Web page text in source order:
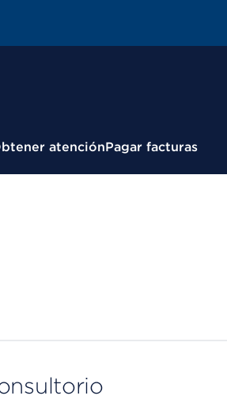
atenciónPagar facturas